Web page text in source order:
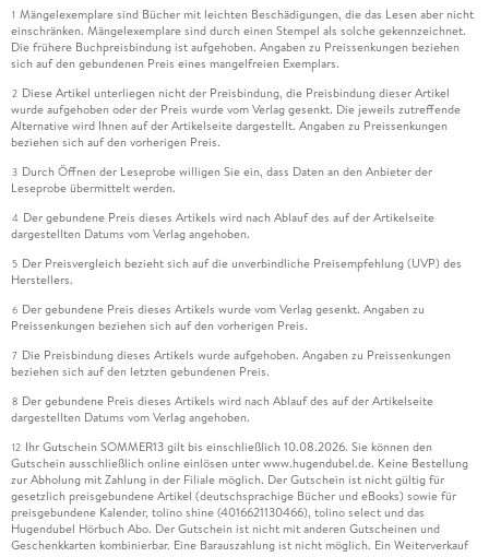
1 Mängelexemplare sind Bücher mit leichten Beschädigungen, die das Lesen aber nicht
einschränken. Mängelexemplare sind durch einen Stempel als solche gekennzeichnet.
Die frühere Buchpreisbindung ist aufgehoben. Angaben zu Preissenkungen beziehen
sich auf den gebundenen Preis eines mangelfreien Exemplars.
2 Diese Artikel unterliegen nicht der Preisbindung, die Preisbindung dieser Artikel
wurde aufgehoben oder der Preis wurde vom Verlag gesenkt. Die jeweils zutreffende
Alternative wird Ihnen auf der Artikelseite dargestellt. Angaben zu Preissenkungen
beziehen sich auf den vorherigen Preis.
3 Durch Öffnen der Leseprobe willigen Sie ein, dass Daten an den Anbieter der
Leseprobe übermittelt werden.
4 Der gebundene Preis dieses Artikels wird nach Ablauf des auf der Artikelseite
dargestellten Datums vom Verlag angehoben.
5 Der Preisvergleich bezieht sich auf die unverbindliche Preisempfehlung (UVP) des
Herstellers.
6 Der gebundene Preis dieses Artikels wurde vom Verlag gesenkt. Angaben zu
Preissenkungen beziehen sich auf den vorherigen Preis.
7 Die Preisbindung dieses Artikels wurde aufgehoben. Angaben zu Preissenkungen
beziehen sich auf den letzten gebundenen Preis.
8 Der gebundene Preis dieses Artikels wird nach Ablauf des auf der Artikelseite
dargestellten Datums vom Verlag angehoben.
12 Ihr Gutschein SOMMER13 gilt bis einschließlich 10.08.2026. Sie können den
Gutschein ausschließlich online einlösen unter www.hugendubel.de. Keine Bestellung
zur Abholung mit Zahlung in der Filiale möglich. Der Gutschein ist nicht gültig für
gesetzlich preisgebundene Artikel (deutschsprachige Bücher und eBooks) sowie für
preisgebundene Kalender, tolino shine (4016621130466), tolino select und das
Hugendubel Hörbuch Abo. Der Gutschein ist nicht mit anderen Gutscheinen und
Geschenkkarten kombinierbar. Eine Barauszahlung ist nicht möglich. Ein Weiterverkauf